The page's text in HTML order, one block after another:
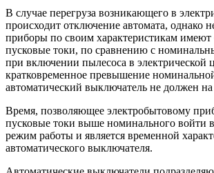
В случае перегруза возникающего в
происходит отключение автомата, однако
приборы по своим характеристикам имеют
пусковые токи, по сравнению с
при включении пылесоса в электрической
кратковременное превышение
автоматический выключатель не должен на
Время, позволяющее электробытовому
пусковые токи выше номинального войти
режим работы и является временной
автоматического выключателя.